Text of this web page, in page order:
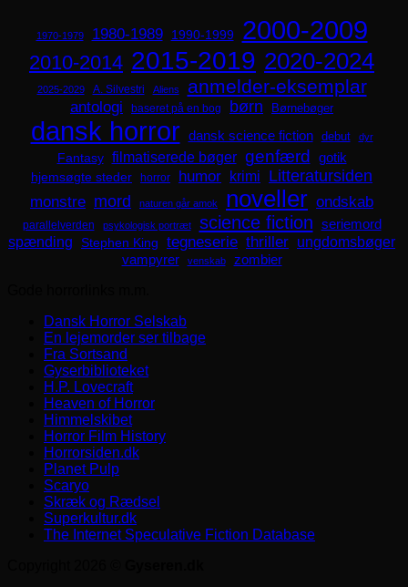
1970-1979 1980-1989 1990-1999 2000-2009
2010-2014 2015-2019 2020-2024
2025-2029 A. Silvestri Aliens anmelder-eksemplar
antologi baseret på en bog børn Børnebøger
dansk horror dansk science fiction debut dyr
Fantasy filmatiserede bøger genfærd
gotik
hjemsøgte steder
horror humor krimi Litteratursiden
monstre mord naturen går amok noveller ondskab
parallelverden psykologisk portræt science fiction seriemord
spænding Stephen King tegneserie thriller ungdomsbøger
vampyrer venskab
zombier
Dansk Horror Selskab
En lejemorder ser tilbage
Fra Sortsand
Gyserbiblioteket
H.P. Lovecraft
Heaven of Horror
Himmelskibet
Horror Film History
Horrorsiden.dk
Planet Pulp
Scaryo
Skræk og Rædsel
Superkultur.dk
The Internet Speculative Fiction Database